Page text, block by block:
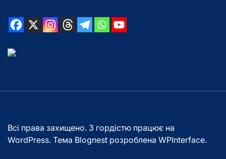
Всі права захищено. З гордістю працює на
WordPress. Тема Blognest розроблена WPInterface.